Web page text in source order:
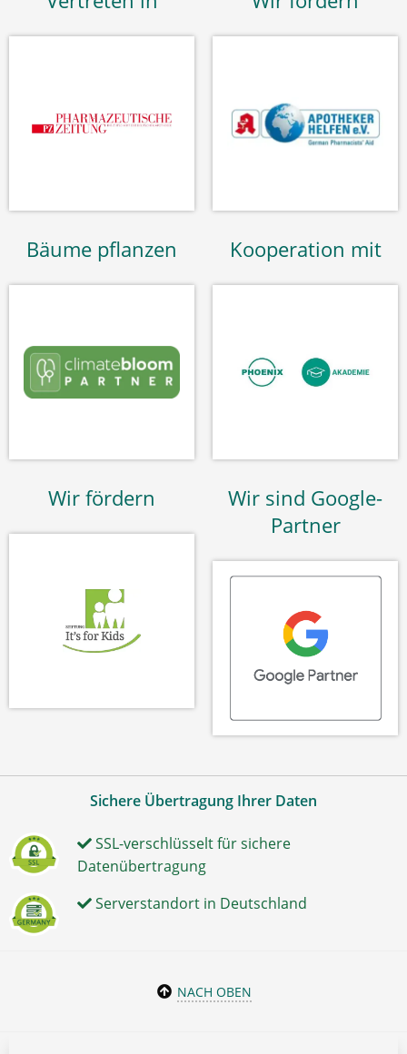
Bäume pflanzen Kooperation mit
Wir fördern
Wir sind Google-
Partner
Sichere Übertragung Ihrer Daten
SSL-verschlüsselt für sichere
Datenübertragung
Serverstandort in Deutschland
NACH OBEN